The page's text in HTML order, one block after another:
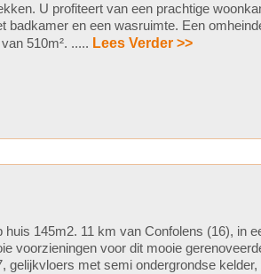
U profiteert van een prachtige
badkamer en een wasruimte. Een
510m². ..... Lees Verder >>
huis 145m2. 11 km van Confolens (16), in
voorzieningen voor dit mooie
gelijkvloers met semi ondergrondse